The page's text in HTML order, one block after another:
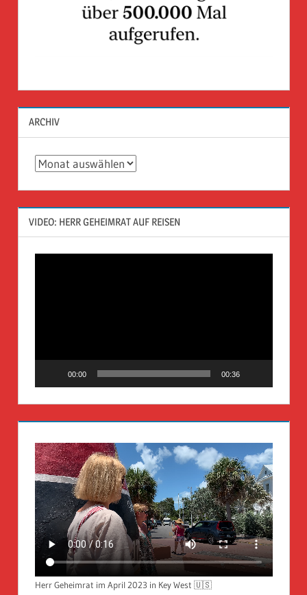
ARCHIV
Archiv
VIDEO: HERR GEHEIMRAT AUF REISEN
00:00 00:36
Herr Geheimrat im April 2023 in Key West 🇺🇸